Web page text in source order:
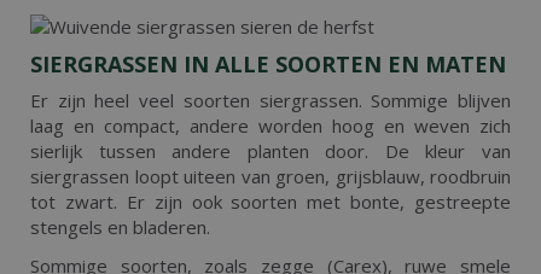
SIERGRASSEN IN ALLE SOORTEN EN MATEN
Er zijn heel veel soorten siergrassen. Sommige blijven
laag en compact, andere worden hoog en weven zich
sierlijk tussen andere planten door. De kleur van
siergrassen loopt uiteen van groen, grijsblauw, roodbruin
tot zwart. Er zijn ook soorten met bonte, gestreepte
stengels en bladeren.
Sommige soorten, zoals zegge (Carex), ruwe smele